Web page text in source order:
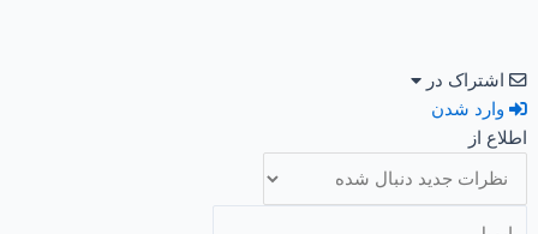
اشتراک در
وارد شدن
اطلاع از